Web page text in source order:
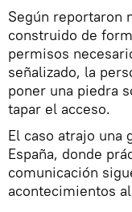
Según reportaron
construido de
permisos
señalizado, la
poner una piedra
tapar el acceso.
El caso atrajo una
España, donde
comunicación
acontecimientos